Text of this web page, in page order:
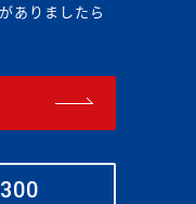
ありましたら